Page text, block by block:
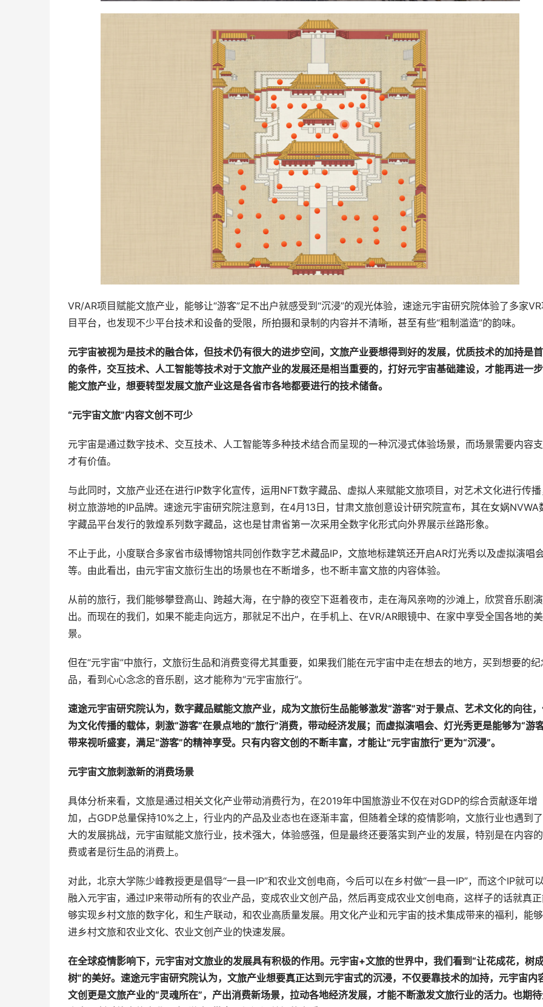
VR/AR项目赋能文旅产业，能够让“游客”足不出户就感受到“沉浸”的观光体验，速途元宇宙研究院体验了多家
目平台，也发现不少平台技术和设备的受限，所拍摄和录制的内容并不清晰，甚至有些“粗制滥造”的韵味。
元宇宙被视为是技术的融合体，但技术仍有很大的进步空间，文旅产业要想得到好的发展，优质技术的加持是
的条件，交互技术、人工智能等技术对于文旅产业的发展还是相当重要的，打好元宇宙基础建设，才能再进一
能文旅产业，想要转型发展文旅产业这是各省市各地都要进行的技术储备。
“元宇宙文旅”内容文创不可少
元宇宙是通过数字技术、交互技术、人工智能等多种技术结合而呈现的一种沉浸式体验场景，而场景需要内容
才有价值。
与此同时，文旅产业还在进行IP数字化宣传，运用NFT数字藏品、虚拟人来赋能文旅项目，对艺术文化进行传
树立旅游地的IP品牌。速途元宇宙研究院注意到，在4月13日，甘肃文旅创意设计研究院宣布，其在女娲NVWA
字藏品平台发行的敦煌系列数字藏品，这也是甘肃省第一次采用全数字化形式向外界展示丝路形象。
不止于此，小度联合多家省市级博物馆共同创作数字艺术藏品IP，文旅地标建筑还开启AR灯光秀以及虚拟演唱
等。由此看出，由元宇宙文旅衍生出的场景也在不断增多，也不断丰富文旅的内容体验。
从前的旅行，我们能够攀登高山、跨越大海，在宁静的夜空下逛着夜市，走在海风亲吻的沙滩上，欣赏音乐剧演
出。而现在的我们，如果不能走向远方，那就足不出户，在手机上、在VR/AR眼镜中、在家中享受全国各地的美
景。
但在“元宇宙”中旅行，文旅衍生品和消费变得尤其重要，如果我们能在元宇宙中走在想去的地方，买到想要的纪
品，看到心心念念的音乐剧，这才能称为“元宇宙旅行”。
速途元宇宙研究院认为，数字藏品赋能文旅产业，成为文旅衍生品能够激发“游客”对于景点、艺术文化的向往
为文化传播的载体，刺激“游客”在景点地的“旅行”消费，带动经济发展；而虚拟演唱会、灯光秀更是能够为“游
带来视听盛宴，满足“游客”的精神享受。只有内容文创的不断丰富，才能让“元宇宙旅行”更为“沉浸”。
元宇宙文旅刺激新的消费场景
具体分析来看，文旅是通过相关文化产业带动消费行为，在2019年中国旅游业不仅在对GDP的综合贡献逐年增
加，占GDP总量保持10%之上，行业内的产品及业态也在逐渐丰富，但随着全球的疫情影响，文旅行业也遇到
大的发展挑战，元宇宙赋能文旅行业，技术强大，体验感强，但是最终还要落实到产业的发展，特别是在内容
费或者是衍生品的消费上。
对此，北京大学陈少峰教授更是倡导“一县一IP”和农业文创电商，今后可以在乡村做“一县一IP”，而这个IP就可
融入元宇宙，通过IP来带动所有的农业产品，变成农业文创产品，然后再变成农业文创电商，这样子的话就真
够实现乡村文旅的数字化，和生产联动，和农业高质量发展。用文化产业和元宇宙的技术集成带来的福利，能
进乡村文旅和农业文化、农业文创产业的快速发展。
在全球疫情影响下，元宇宙对文旅业的发展具有积极的作用。元宇宙+文旅的世界中，我们看到“让花成花，树
树”的美好。速途元宇宙研究院认为，文旅产业想要真正达到元宇宙式的沉浸，不仅要靠技术的加持，元宇宙内
文创更是文旅产业的“灵魂所在”，产出消费新场景，拉动各地经济发展，才能不断激发文旅行业的活力。也期